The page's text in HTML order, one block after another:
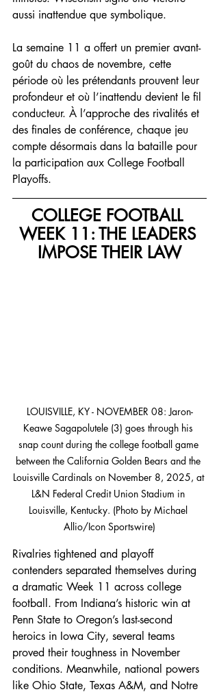
aussi inattendue que symbolique.
La semaine 11 a offert un premier avant-
goût du chaos de novembre, cette
période où les prétendants prouvent leur
profondeur et où l’inattendu devient le fil
conducteur. À l’approche des rivalités et
des finales de conférence, chaque jeu
compte désormais dans la bataille pour
la participation aux College Football
Playoffs.
COLLEGE FOOTBALL
WEEK 11: THE LEADERS
IMPOSE THEIR LAW
LOUISVILLE, KY - NOVEMBER 08: Jaron-
Keawe Sagapolutele (3) goes through his
snap count during the college football game
between the California Golden Bears and the
Louisville Cardinals on November 8, 2025, at
L&N Federal Credit Union Stadium in
Louisville, Kentucky. (Photo by Michael
Allio/Icon Sportswire)
Rivalries tightened and playoff
contenders separated themselves during
a dramatic Week 11 across college
football. From Indiana’s historic win at
Penn State to Oregon’s last-second
heroics in Iowa City, several teams
proved their toughness in November
conditions. Meanwhile, national powers
like Ohio State, Texas A&M, and Notre